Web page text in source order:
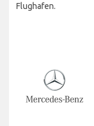
Flughafen.